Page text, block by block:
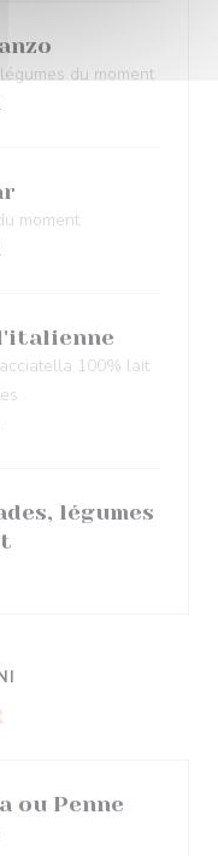
du moment
moment
100% lait
légumes
ou Penne